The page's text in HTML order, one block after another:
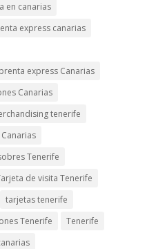
en canarias
express canarias
express Canarias
Canarias
tenerife
Tenerife
de visita Tenerife
tarjetas tenerife
Tenerife
Tenerife